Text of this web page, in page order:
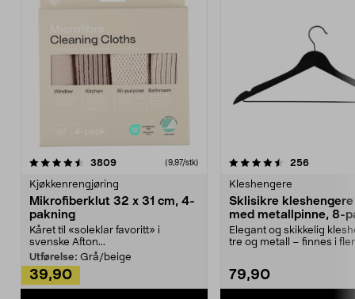
3809anmeldelser(9,97/stk)
Kjøkkenrengjøring
Mikrofiberklut 32 x 31 cm, 4-
pakning
Kåret til «soleklar favoritt» i
svenske Afton...
Utførelse: Grå/beige
39,90
4.5av 5 stjerner 256
Kleshengere
Sklisikre
med metallpinne, 8-
Elegant og skikkelig
tre og metall – finnes i
79,90
4.5av 5 stjerner